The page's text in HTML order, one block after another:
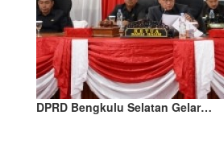
DPRD Bengkulu Selatan Gelar…